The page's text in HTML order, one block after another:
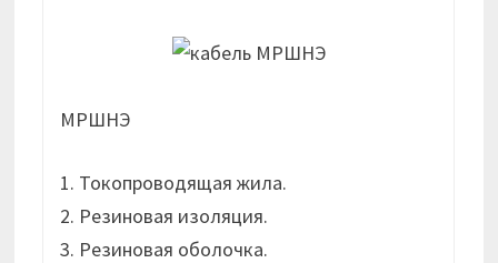
МРШНЭ
1. Токопроводящая жила.
2. Резиновая изоляция.
3. Резиновая оболочка.